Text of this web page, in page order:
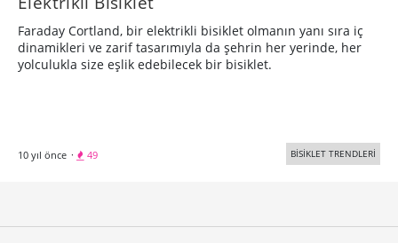
Faraday Cortland, bir elektrikli bisiklet olmanın yanı sıra iç
dinamikleri ve zarif tasarımıyla da şehrin her yerinde, her
yolculukla size eşlik edebilecek bir bisiklet.
10 yıl önce · 49 BİSİKLET TRENDLERİ